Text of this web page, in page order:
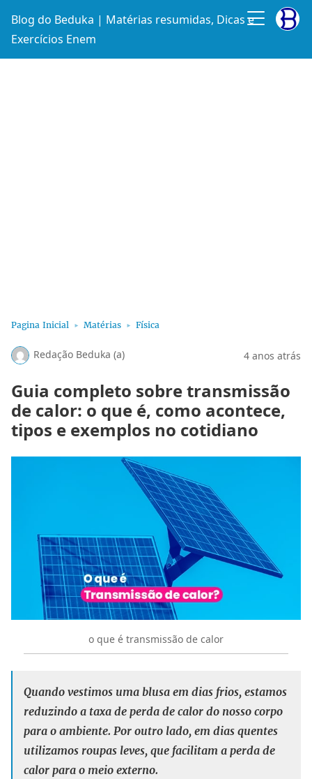
Blog do Beduka | Matérias resumidas, Dicas e
Exercícios Enem
Pagina Inicial Matérias Física
Redação Beduka (a) 4 anos atrás
Guia completo sobre transmissão
de calor: o que é, como acontece,
tipos e exemplos no cotidiano
o que é transmissão de calor
Quando vestimos uma blusa em dias frios, estamos
reduzindo a taxa de perda de calor do nosso corpo
para o ambiente. Por outro lado, em dias quentes
utilizamos roupas leves, que facilitam a perda de
calor para o meio externo.